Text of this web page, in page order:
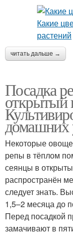
читать дальше →
Посадка
открытый
домашних
Некоторые
репы в тёплом
сеянцы в
распространён
следует знать.
1,5–2 месяца до
Перед посадкой
замачивают в